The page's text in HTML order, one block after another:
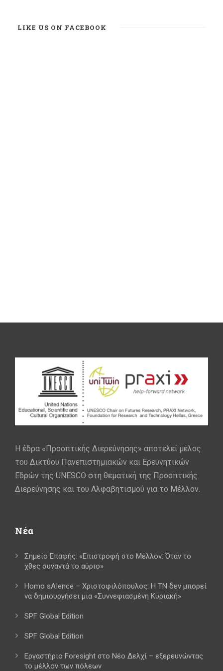
LIKE US ON FACEBOOK
Η έδρα «Προοπτικής Διερεύνησης» αποτελεί μέλος
του Δικτύου Πανεπιστημιακών και Ερευνητικών
Εδρών της UNESCO στη θεματική της Προοπτικής
Διερεύνησης και του Αλφαβητισμού για το Μέλλον.
Νέα
Σημείο Επαφής: «Επιστροφή στο Μέλλον: Όταν το
χθες συναντά το αύριο»
Homo sAIence – Χριστοφιλόπουλος: Η ΤΝ δεν μπορεί
να δημιουργήσει μια «Συννεφιασμένη Κυριακή»
SPF Global Edition
SPF Global Edition
Εργαστήριο Foresight στο Νέο Δελχί – εξερευνώντας
το μέλλον των πόλεων